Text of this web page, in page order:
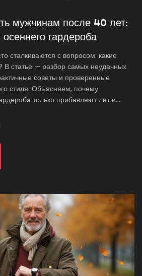
мужчинам после 40 лет:
гардероба
сталкиваются с вопросом: какие
В статье — разбор самых неудачных
советы и проверенные
стиля. Объясняем, почему
только прибавляют лет и
между комфортом, актуальностью и
жизни.